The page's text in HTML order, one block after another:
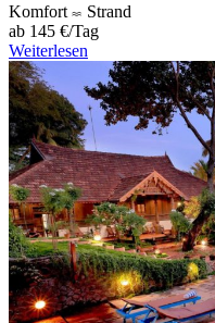
Komfort
Strand
ab 145 €/Tag
Weiterlesen